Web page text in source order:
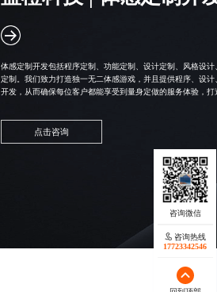
体感定制开发包括程序定制、功能定制、设计定制、风格设
定制。我们致力打造独一无二体感游戏，并且提供程序、设
开发，从而确保每位客户都能享受到量身定做的服务体验，
点击咨询
咨询热线
17723342546